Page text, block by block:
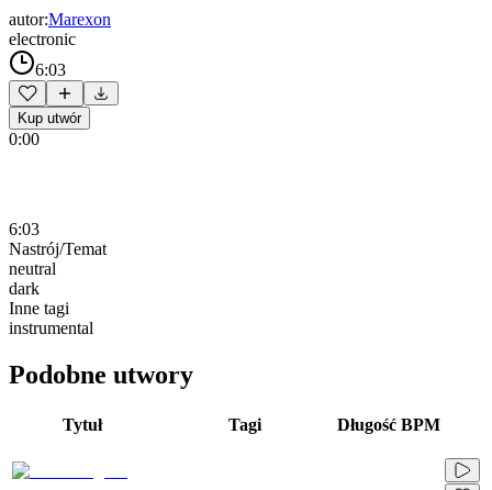
autor:Marexon
electronic
6:03
Kup utwór
0:00
6:03
Nastrój/Temat
neutral
dark
Inne tagi
instrumental
Podobne utwory
Tytuł Tagi Długość BPM